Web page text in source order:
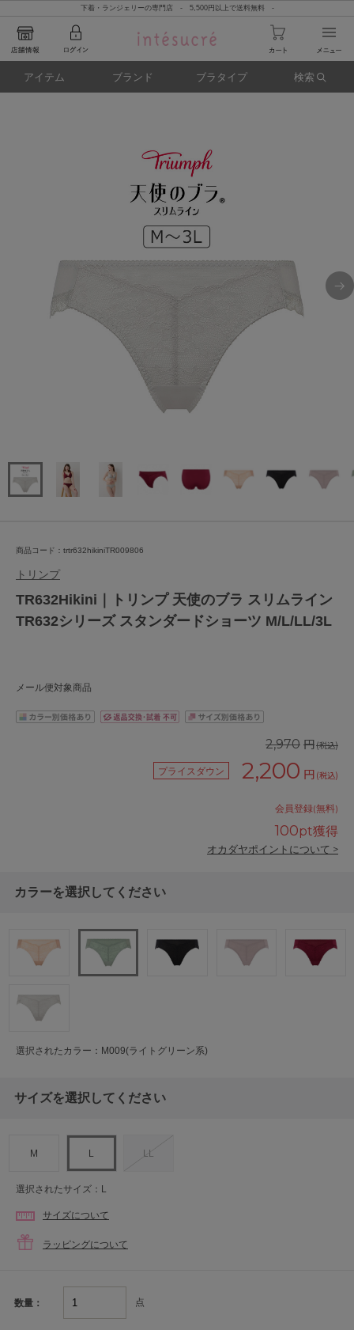
下着・ランジェリーの専門店 - 5,500円以上で送料無料 -
アイテム ブランド ブラタイプ 検索
商品コード：trtr632hikiniTR009806
トリンプ
TR632Hikini｜トリンプ 天使のブラ スリムライン
TR632シリーズ スタンダードショーツ M/L/LL/3L
メール便対象商品
2,970 円(税込)
プライスダウン 2,200 円 (税込)
会員登録(無料)
100pt獲得
オカダヤポイントについて >
カラーを選択してください
選択されたカラー：M009(ライトグリーン系)
サイズを選択してください
M L LL
選択されたサイズ：L
サイズについて
ラッピングについて
数量： 点